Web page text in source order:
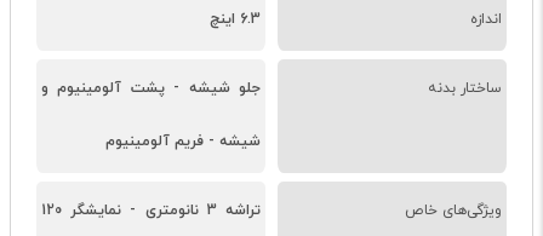
اندازه 6.3 اینچ
ساختار بدنه جلو شیشه - پشت آلومینیوم و
شیشه - فریم آلومینیوم
ویژگی‌های خاص تراشه 3 نانومتری - نمایشگر 120